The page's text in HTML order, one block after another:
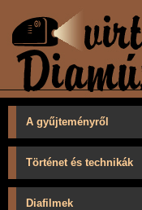
A gyűjteményről
Történet és technikák
Diafilmek